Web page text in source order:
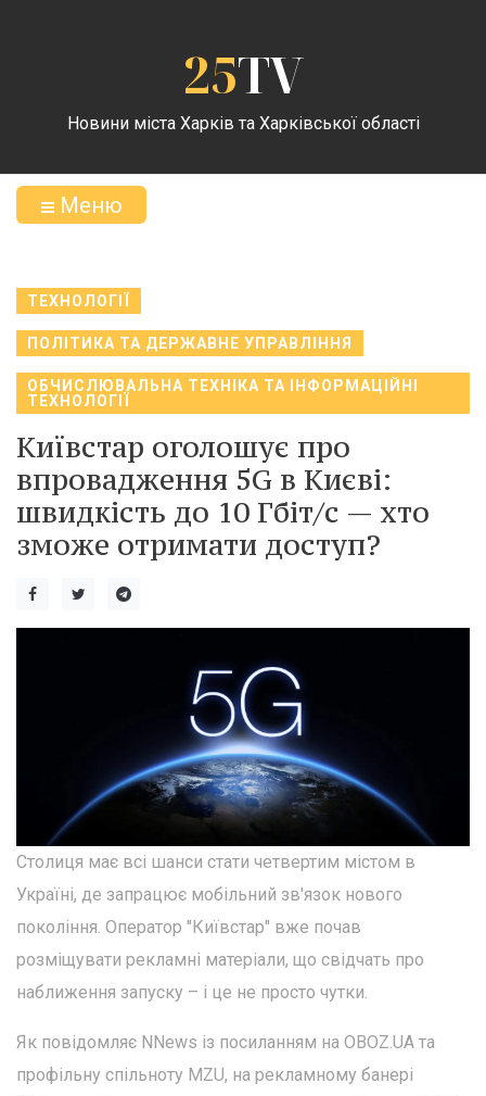
25TV
Новини міста Харків та Харківської області
Меню
ТЕХНОЛОГІЇ
ПОЛІТИКА ТА ДЕРЖАВНЕ УПРАВЛІННЯ
ОБЧИСЛЮВАЛЬНА ТЕХНІКА ТА ІНФОРМАЦІЙНІ
ТЕХНОЛОГІЇ
Київстар оголошує про
впровадження 5G в Києві:
швидкість до 10 Гбіт/с — хто
зможе отримати доступ?
Столиця має всі шанси стати четвертим містом в
Україні, де запрацює мобільний зв'язок нового
покоління. Оператор "Київстар" вже почав
розміщувати рекламні матеріали, що свідчать про
наближення запуску – і це не просто чутки.
Як повідомляє NNews із посиланням на OBOZ.UA та
профільну спільноту MZU, на рекламному банері